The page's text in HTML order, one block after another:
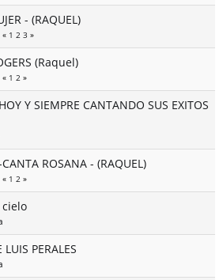
- (RAQUEL)
« 1 2 3 »
(Raquel)
« 1 2 »
Y SIEMPRE CANTANDO SUS EXITOS
ROSANA - (RAQUEL)
« 1 2 »
LUIS PERALES